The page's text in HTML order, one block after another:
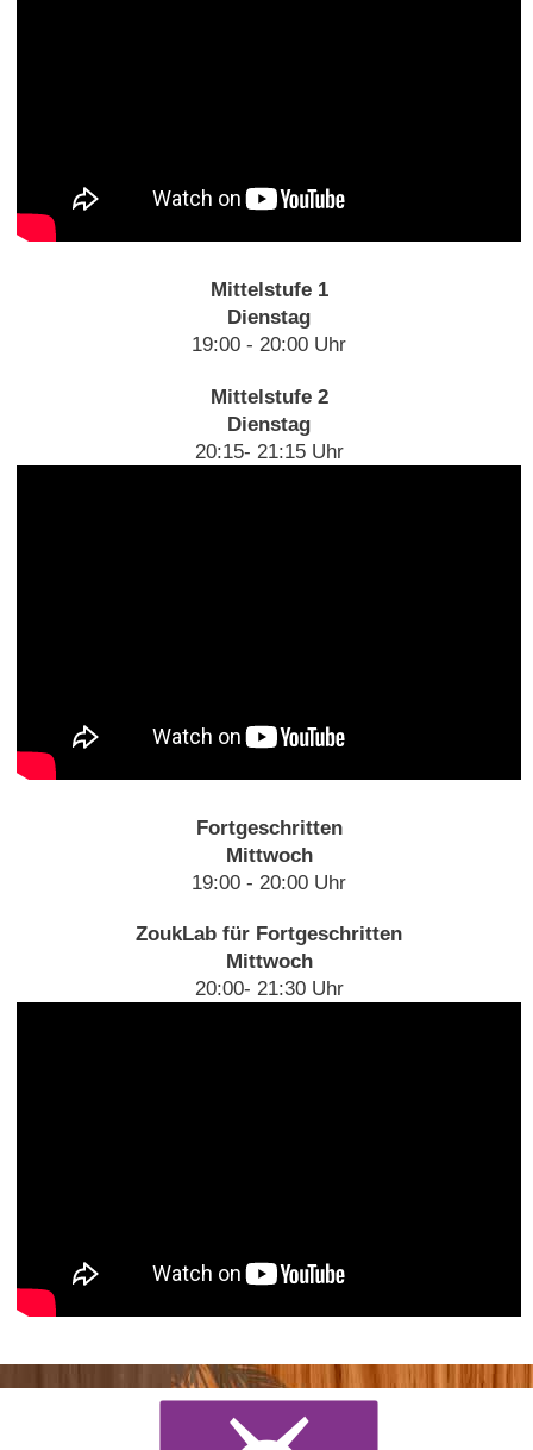
Mittelstufe 1
Dienstag
19:00 - 20:00 Uhr
Mittelstufe 2
Dienstag
20:15- 21:15 Uhr
Fortgeschritten
Mittwoch
19:00 - 20:00 Uhr
ZoukLab für Fortgeschritten
Mittwoch
20:00- 21:30 Uhr